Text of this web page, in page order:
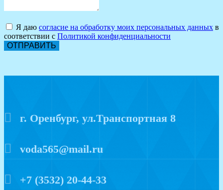
Я даю согласие на обработку моих персональных данных в
соответствии с Политикой конфиденциальности
ОТПРАВИТЬ
г. Оренбург, ул.Транспортная 8
voda565@mail.ru
+7 (3532) 20-44-33